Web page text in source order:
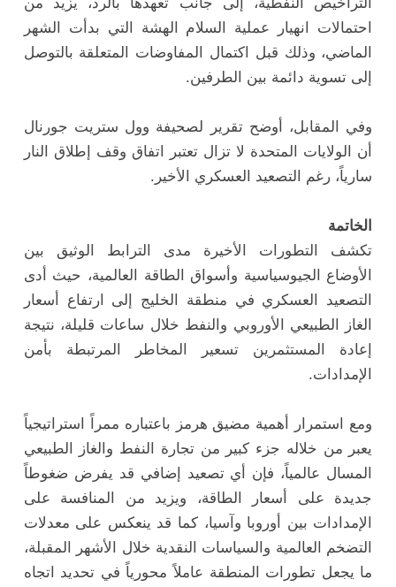
احتمالات انهيار عملية السلام الهشة التي بدأت الشهر
الماضي، وذلك قبل اكتمال المفاوضات المتعلقة بالتوصل
إلى تسوية دائمة بين الطرفين.
وفي المقابل، أوضح تقرير لصحيفة وول ستريت جورنال
أن الولايات المتحدة لا تزال تعتبر اتفاق وقف إطلاق النار
سارياً، رغم التصعيد العسكري الأخير.
الخاتمة
تكشف التطورات الأخيرة مدى الترابط الوثيق بين
الأوضاع الجيوسياسية وأسواق الطاقة العالمية، حيث أدى
التصعيد العسكري في منطقة الخليج إلى ارتفاع أسعار
الغاز الطبيعي الأوروبي والنفط خلال ساعات قليلة، نتيجة
إعادة المستثمرين تسعير المخاطر المرتبطة بأمن
الإمدادات.
ومع استمرار أهمية مضيق هرمز باعتباره ممراً استراتيجياً
يعبر من خلاله جزء كبير من تجارة النفط والغاز الطبيعي
المسال عالمياً، فإن أي تصعيد إضافي قد يفرض ضغوطاً
جديدة على أسعار الطاقة، ويزيد من المنافسة على
الإمدادات بين أوروبا وآسيا، كما قد ينعكس على معدلات
التضخم العالمية والسياسات النقدية خلال الأشهر المقبلة،
ما يجعل تطورات المنطقة عاملاً محورياً في تحديد اتجاه